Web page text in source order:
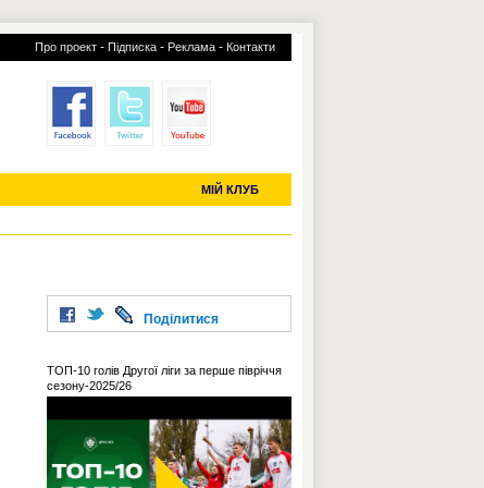
Про проект - Підписка - Реклама - Контакти
МІЙ КЛУБ
УСІ ТРАНСФЕРИ
Поділитися
ТОП-10 голів Другої ліги за перше півріччя
сезону-2025/26